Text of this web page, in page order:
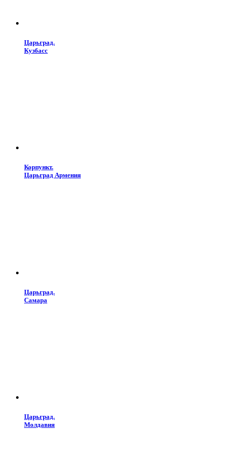
Царьград.
Кузбасс
Корпункт.
Царьград Армения
Царьград.
Самара
Царьград.
Молдавия